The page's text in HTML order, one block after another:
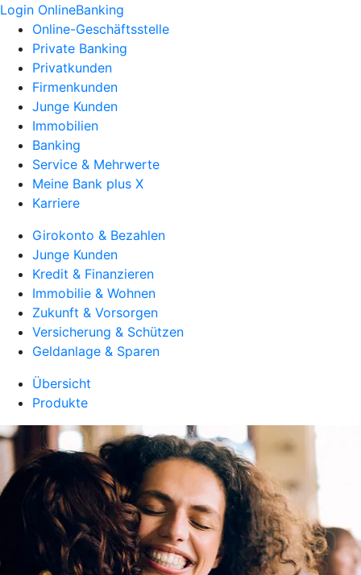
Login OnlineBanking
Online-Geschäftsstelle
Private Banking
Privatkunden
Firmenkunden
Junge Kunden
Immobilien
Banking
Service & Mehrwerte
Meine Bank plus X
Karriere
Girokonto & Bezahlen
Junge Kunden
Kredit & Finanzieren
Immobilie & Wohnen
Zukunft & Vorsorgen
Versicherung & Schützen
Geldanlage & Sparen
Übersicht
Produkte